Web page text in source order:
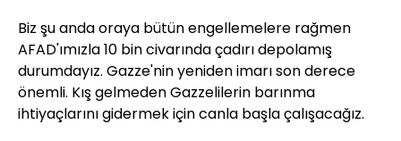
Biz şu anda oraya bütün engellemelere rağmen
AFAD'ımızla 10 bin civarında çadırı depolamış
durumdayız. Gazze'nin yeniden imarı son derece
önemli. Kış gelmeden Gazzelilerin barınma
ihtiyaçlarını gidermek için canla başla çalışacağız.